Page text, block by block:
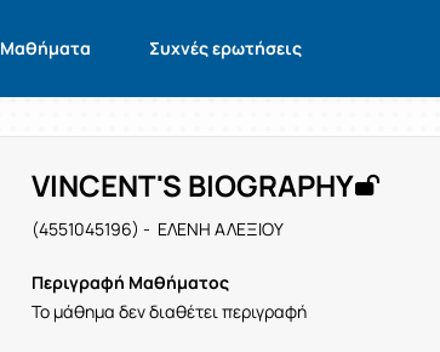
Μαθήματα Συχνές ερωτήσεις
VINCENT'S BIOGRAPHY
(4551045196) - ΕΛΕΝΗ ΑΛΕΞΙΟΥ
Περιγραφή Μαθήματος
Το μάθημα δεν διαθέτει περιγραφή